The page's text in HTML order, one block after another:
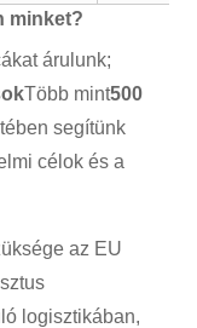
minket?
árulunk;
Több mint500
segítünk
célok és a
az EU
logisztikában,